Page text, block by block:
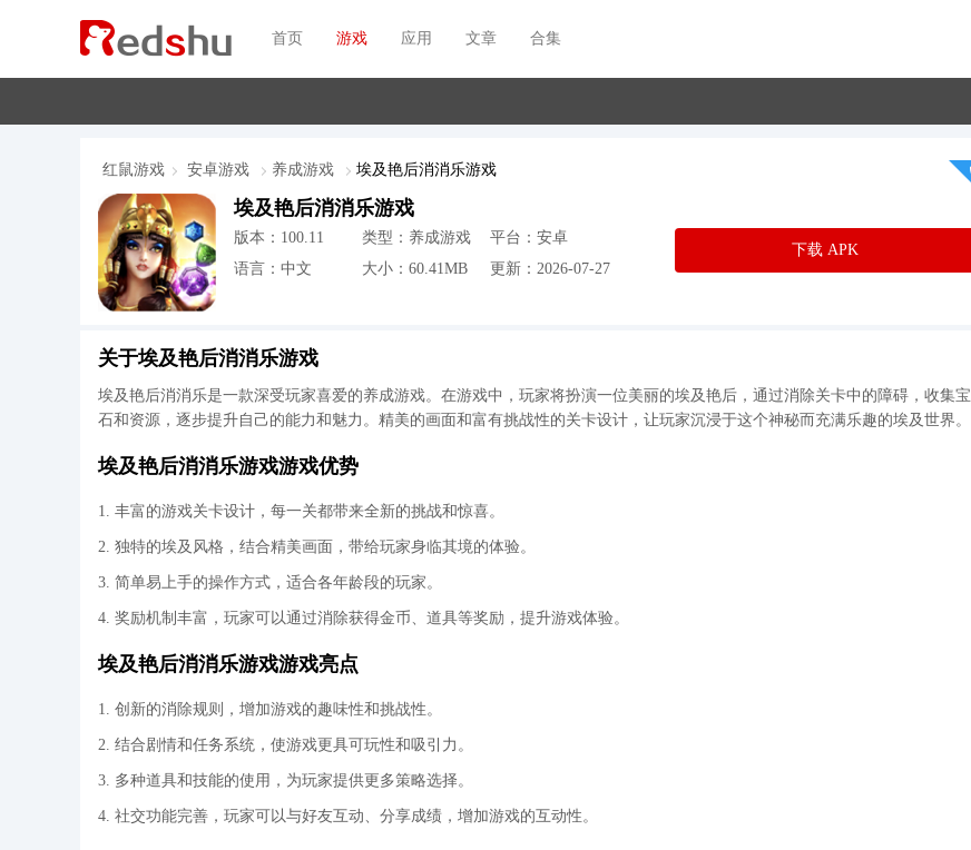
首页 游戏 应用 文章 合集
红鼠游戏 安卓游戏 养成游戏 埃及艳后消消乐游戏
埃及艳后消消乐游戏
版本：100.11 类型：养成游戏
平台：安卓
语言：中文
大小：60.41MB 更新：2026-07-27
下载 APK
关于埃及艳后消消乐游戏
埃及艳后消消乐是一款深受玩家喜爱的养成游戏。在游戏中，玩家将扮演一位美丽的埃及艳后，通过消除关卡中的障碍，收集宝
石和资源，逐步提升自己的能力和魅力。精美的画面和富有挑战性的关卡设计，让玩家沉浸于这个神秘而充满乐趣的埃及世界。
埃及艳后消消乐游戏游戏优势
1. 丰富的游戏关卡设计，每一关都带来全新的挑战和惊喜。
2. 独特的埃及风格，结合精美画面，带给玩家身临其境的体验。
3. 简单易上手的操作方式，适合各年龄段的玩家。
4. 奖励机制丰富，玩家可以通过消除获得金币、道具等奖励，提升游戏体验。
埃及艳后消消乐游戏游戏亮点
1. 创新的消除规则，增加游戏的趣味性和挑战性。
2. 结合剧情和任务系统，使游戏更具可玩性和吸引力。
3. 多种道具和技能的使用，为玩家提供更多策略选择。
4. 社交功能完善，玩家可以与好友互动、分享成绩，增加游戏的互动性。